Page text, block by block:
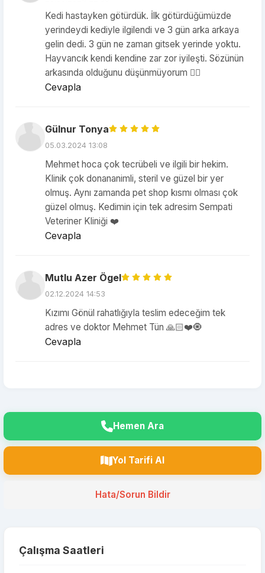
Kedi hastayken götürdük. İlk götürdüğümüzde
yerindeydi kediyle ilgilendi ve 3 gün arka arkaya
gelin dedi. 3 gün ne zaman gitsek yerinde yoktu.
Hayvancık kendi kendine zar zor iyileşti. Sözünün
arkasında olduğunu düşünmüyorum 👎🏻
Cevapla
Gülnur Tonya
05.03.2024 13:08
Mehmet hoca çok tecrübeli ve ilgili bir hekim.
Klinik çok donananimli, steril ve güzel bir yer
olmuş. Aynı zamanda pet shop kısmı olması çok
güzel olmuş. Kedimin için tek adresim Sempati
Veteriner Kliniği ❤️
Cevapla
Mutlu Azer Ögel
02.12.2024 14:53
Kızımı Gönül rahatlığıyla teslim edeceğim tek
adres ve doktor Mehmet Tün 🙏🏻❤️🧿
Cevapla
Hemen Ara
Yol Tarifi Al
Hata/Sorun Bildir
Çalışma Saatleri